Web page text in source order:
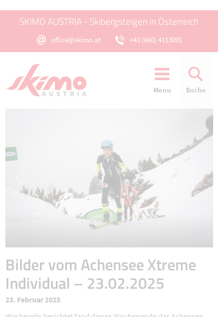
SKIMO AUSTRIA - Skibergsteigen in Österreich
office@skimo.at +43 (660) 4113091
Menu Suche
Bilder vom Achensee Xtreme
Individual – 23.02.2025
23. Februar 2025